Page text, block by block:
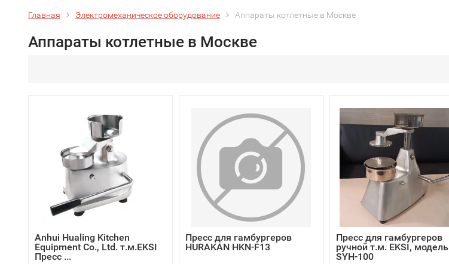
Главная Электромеханическое оборудование Аппараты котлетные в Москве
Аппараты котлетные в Москве
Anhui Hualing Kitchen
Equipment Co., Ltd. т.м.EKSI
Пресс ...
Пресс для гамбургеров
HURAKAN HKN-F13
Пресс для гамбургеров
ручной т.м. EKSI, модель
SYH-100